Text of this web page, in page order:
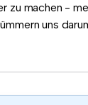
zu machen -
uns